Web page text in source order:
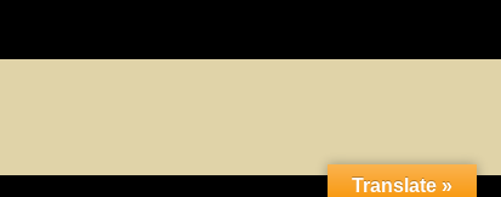
Translate »